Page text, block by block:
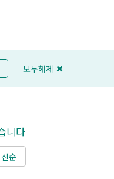
모두해제
니다
순